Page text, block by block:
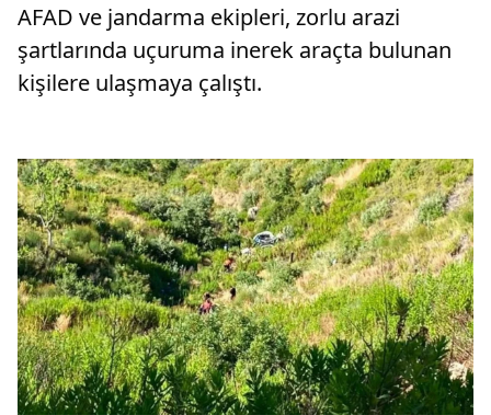
AFAD ve jandarma ekipleri, zorlu arazi
şartlarında uçuruma inerek araçta bulunan
kişilere ulaşmaya çalıştı.